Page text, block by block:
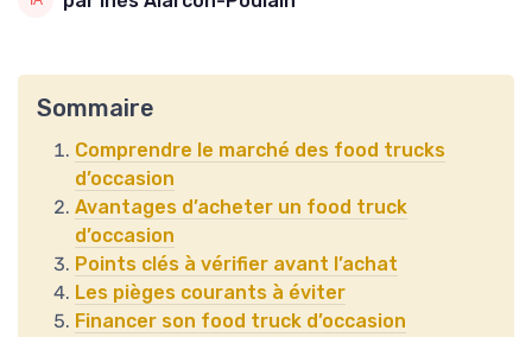
Sommaire
Comprendre le marché des food trucks
d’occasion
Avantages d’acheter un food truck
d’occasion
Points clés à vérifier avant l’achat
Les pièges courants à éviter
Financer son food truck d’occasion